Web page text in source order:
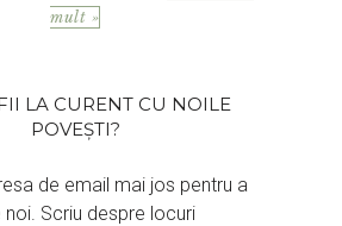
mult »
LA CURENT CU NOILE
POVEȘTI?
de email mai jos pentru a
Scriu despre locuri